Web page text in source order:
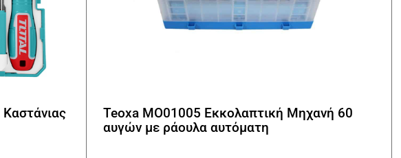
Teoxa MO01005 Εκκολαπτική Μηχανή 60
αυγών με ράουλα αυτόματη